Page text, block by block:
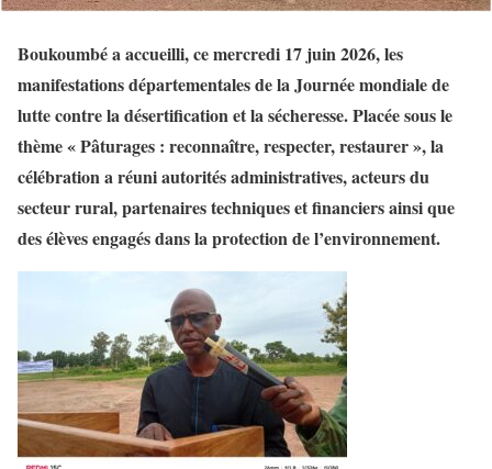
Boukoumbé a accueilli, ce mercredi 17 juin 2026, les
manifestations départementales de la Journée mondiale de
lutte contre la désertification et la sécheresse. Placée sous le
thème « Pâturages : reconnaître, respecter, restaurer », la
célébration a réuni autorités administratives, acteurs du
secteur rural, partenaires techniques et financiers ainsi que
des élèves engagés dans la protection de l’environnement.